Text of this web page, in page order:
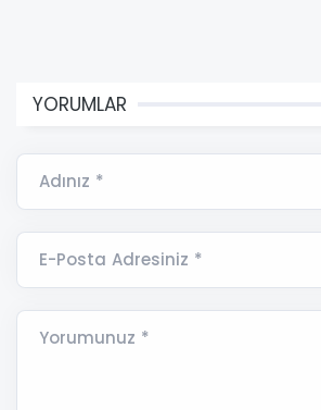
YORUMLAR
Adınız *
E-Posta Adresiniz *
Yorumunuz *